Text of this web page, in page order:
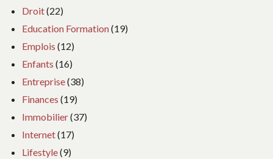
Droit(22)
Education Formation(19)
Emplois (12)
Enfants (16)
Entreprise(38)
Finances (19)
Immobilier(37)
Internet(17)
Lifestyle(9)